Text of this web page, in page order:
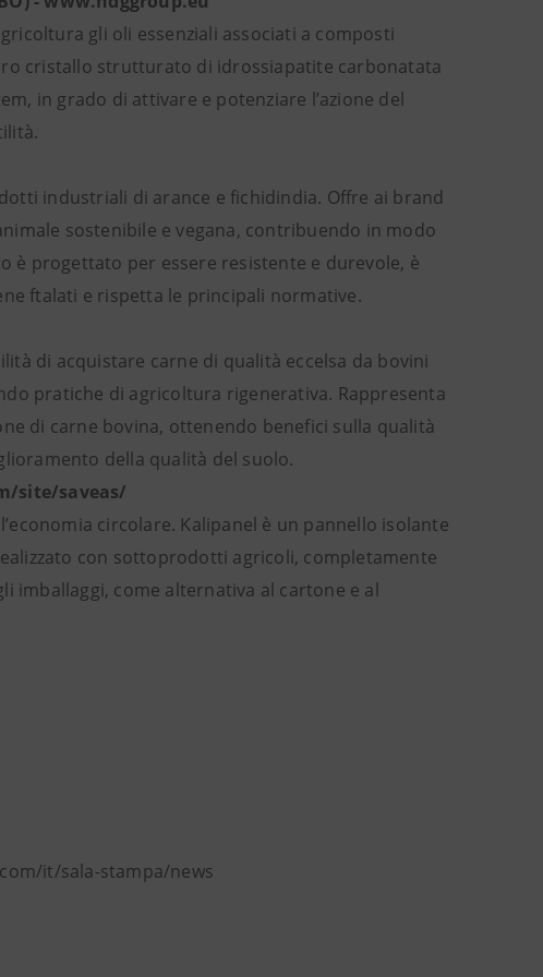
gli oli essenziali associati a composti
cristallo strutturato di idrossiapatite carbonatata
in grado di attivare e potenziare l’azione del
industriali di arance e fichidindia. Offre ai brand
sostenibile e vegana, contribuendo in modo
progettato per essere resistente e durevole, è
ftalati e rispetta le principali normative.
di acquistare carne di qualità eccelsa da bovini
pratiche di agricoltura rigenerativa. Rappresenta
di carne bovina, ottenendo benefici sulla qualità
della qualità del suolo.
site/saveas/
circolare. Kalipanel è un pannello isolante
con sottoprodotti agricoli, completamente
imballaggi, come alternativa al cartone e al
it/sala-stampa/news